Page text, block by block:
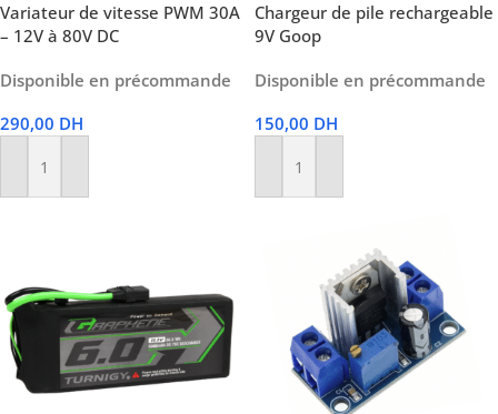
Variateur de vitesse PWM 30A
– 12V à 80V DC
Disponible en précommande
290,00 DH
Ajouter Au Panier
Chargeur de pile rechargeable
9V Goop
Disponible en précommande
150,00 DH
Ajouter Au Panier